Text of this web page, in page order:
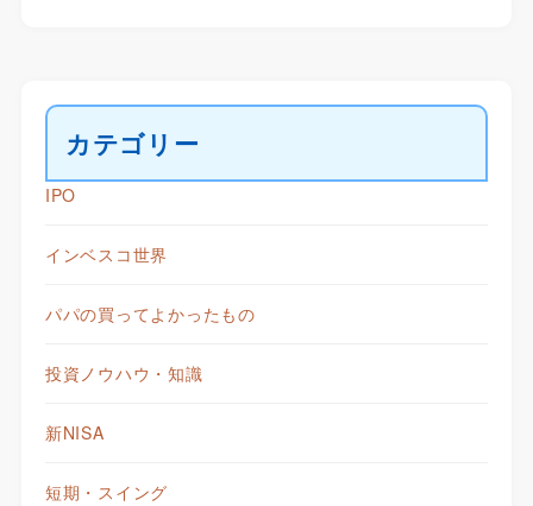
カテゴリー
IPO
インベスコ世界
パパの買ってよかったもの
投資ノウハウ・知識
新NISA
短期・スイング